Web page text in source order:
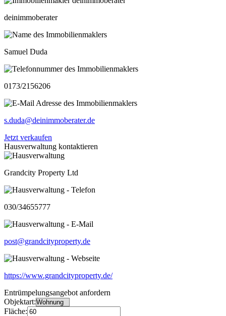
deinimmoberater
Samuel Duda
0173/2156206
s.duda@deinimmoberater.de
Jetzt verkaufen
Hausverwaltung kontaktieren
Grandcity Property Ltd
030/34655777
post@grandcityproperty.de
https://www.grandcityproperty.de/
Entrümpelungsangebot anfordern
Objektart:
Fläche: